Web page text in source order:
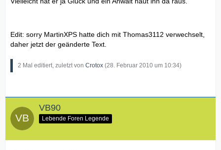
Edit: sorry MartinXPS hatte dich mit Thomas3112 verwechselt,
daher jetzt der geänderte Text.
2 Mal editiert, zuletzt von Crotox (28. Februar 2010 um 10:34)
VB90
Lebende Foren Legende